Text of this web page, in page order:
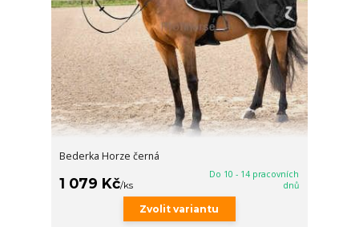
Bederka Horze černá
1 079 Kč/ks
Do 10 - 14 pracovních
dnů
Zvolit variantu